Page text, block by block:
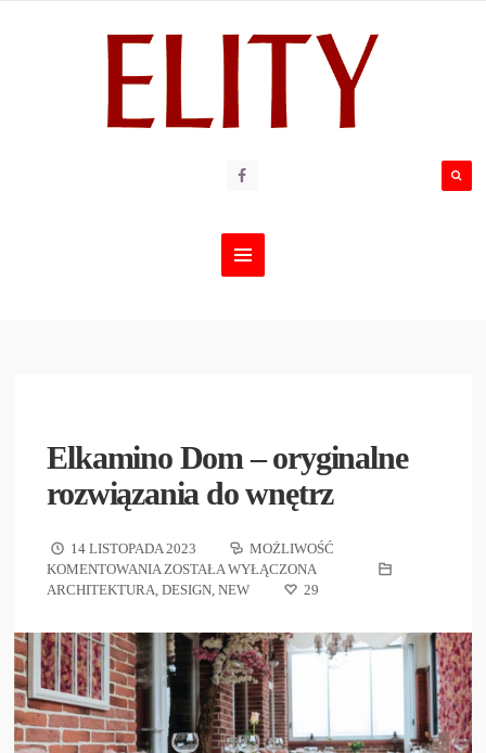
Elkamino Dom – oryginalne
rozwiązania do wnętrz
14 LISTOPADA 2023
MOŻLIWOŚĆ
KOMENTOWANIA ZOSTAŁA WYŁĄCZONA
ARCHITEKTURA ,DESIGN ,NEW 29